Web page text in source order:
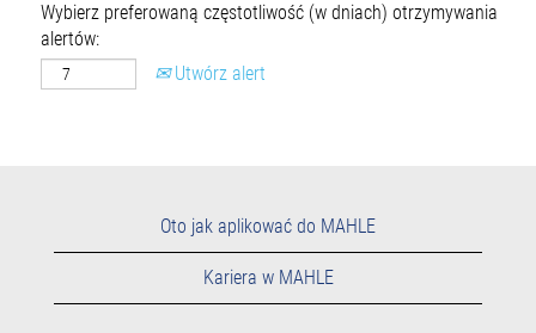
Wybierz preferowaną częstotliwość (w dniach) otrzymywania
alertów:
Utwórz alert
Oto jak aplikować do MAHLE
Kariera w MAHLE